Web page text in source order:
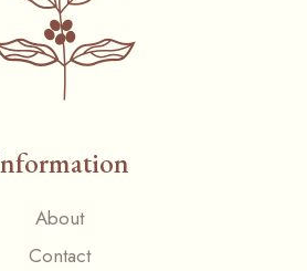
About
Contact